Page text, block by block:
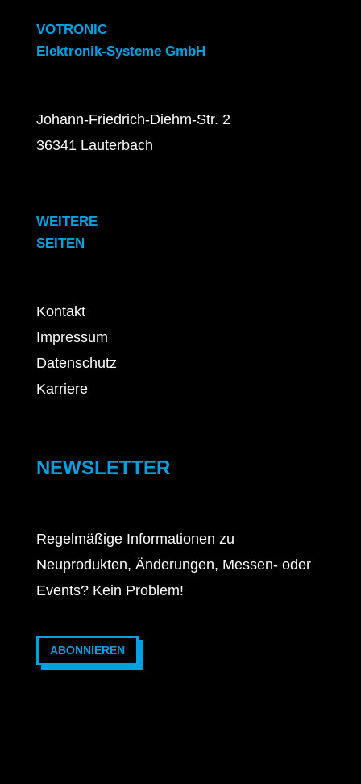
VOTRONIC
Elektronik-Systeme GmbH
Johann-Friedrich-Diehm-Str. 2
36341 Lauterbach
WEITERE
SEITEN
Kontakt
Impressum
Datenschutz
Karriere
NEWSLETTER
Regelmäßige Informationen zu
Neuprodukten, Änderungen, Messen- oder
Events? Kein Problem!
ABONNIEREN